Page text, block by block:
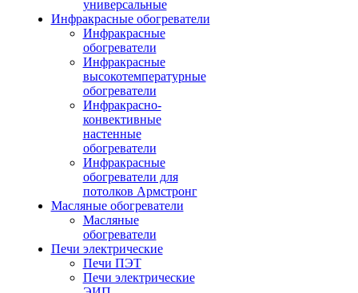
универсальные
Инфракрасные обогреватели
Инфракрасные
обогреватели
Инфракрасные
высокотемпературные
обогреватели
Инфракрасно-
конвективные
настенные
обогреватели
Инфракрасные
обогреватели для
потолков Армстронг
Масляные обогреватели
Масляные
обогреватели
Печи электрические
Печи ПЭТ
Печи электрические